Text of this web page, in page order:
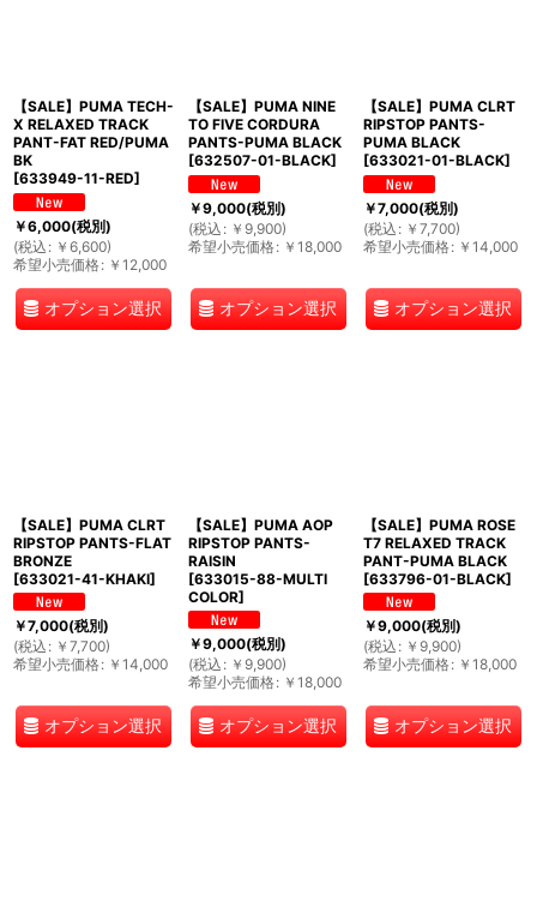
【SALE】PUMA TECH-
X RELAXED TRACK
PANT-FAT RED/PUMA
BK
[633949-11-RED]
￥6,000(税別)
(税込 : ￥ 6,600)
希望小売価格: ￥ 12,000
オプション選択
【SALE】PUMA NINE
TO FIVE CORDURA
PANTS-PUMA BLACK
[632507-01-BLACK]
￥9,000(税別)
(税込 : ￥ 9,900)
希望小売価格: ￥ 18,000
オプション選択
【SALE】PUMA CLRT
RIPSTOP PANTS-
PUMA BLACK
[633021-01-BLACK]
￥7,000(税別)
(税込 : ￥ 7,700)
希望小売価格: ￥ 14,000
オプション選択
【SALE】PUMA CLRT
RIPSTOP PANTS-FLAT
BRONZE
[633021-41-KHAKI]
￥7,000(税別)
(税込 : ￥ 7,700)
希望小売価格: ￥ 14,000
オプション選択
【SALE】PUMA AOP
RIPSTOP PANTS-
RAISIN
[633015-88-MULTI
COLOR]
￥9,000(税別)
(税込 : ￥ 9,900)
希望小売価格: ￥ 18,000
オプション選択
【SALE】PUMA ROSE
T7 RELAXED TRACK
PANT-PUMA BLACK
[633796-01-BLACK]
￥9,000(税別)
(税込 : ￥ 9,900)
希望小売価格: ￥ 18,000
オプション選択